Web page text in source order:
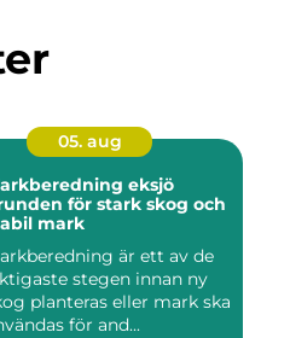
05. aug
eksjö
för stark skog och
mark
är ett av de
stegen innan ny
planteras eller mark ska
för and...